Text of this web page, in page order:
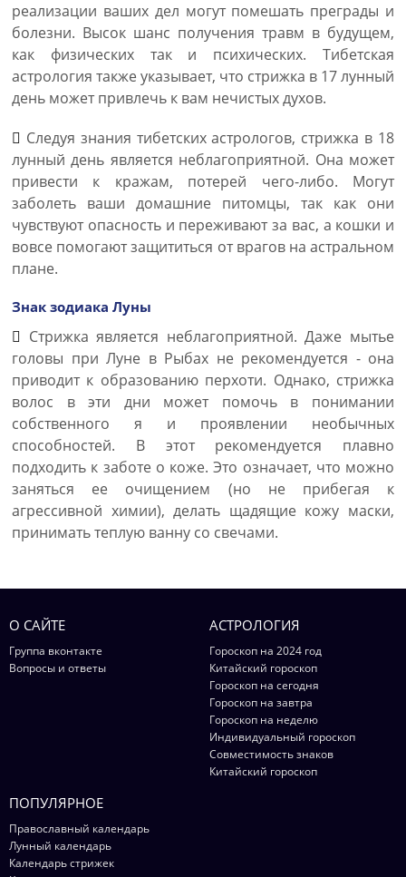
реализации ваших дел могут помешать преграды и
болезни. Высок шанс получения травм в будущем,
как физических так и психических. Тибетская
астрология также указывает, что стрижка в 17 лунный
день может привлечь к вам нечистых духов.
Следуя знания тибетских астрологов, стрижка в 18
лунный день является неблагоприятной. Она может
привести к кражам, потерей чего-либо. Могут
заболеть ваши домашние питомцы, так как они
чувствуют опасность и переживают за вас, а кошки и
вовсе помогают защититься от врагов на астральном
плане.
Знак зодиака Луны
Стрижка является неблагоприятной. Даже мытье
головы при Луне в Рыбах не рекомендуется - она
приводит к образованию перхоти. Однако, стрижка
волос в эти дни может помочь в понимании
собственного я и проявлении необычных
способностей. В этот рекомендуется плавно
подходить к заботе о коже. Это означает, что можно
заняться ее очищением (но не прибегая к
агрессивной химии), делать щадящие кожу маски,
принимать теплую ванну со свечами.
О САЙТЕ
Группа вконтакте
Вопросы и ответы
АСТРОЛОГИЯ
Гороскоп на 2024 год
Китайский гороскоп
Гороскоп на сегодня
Гороскоп на завтра
Гороскоп на неделю
Индивидуальный гороскоп
Совместимость знаков
Китайский гороскоп
ПОПУЛЯРНОЕ
Православный календарь
Лунный календарь
Календарь стрижек